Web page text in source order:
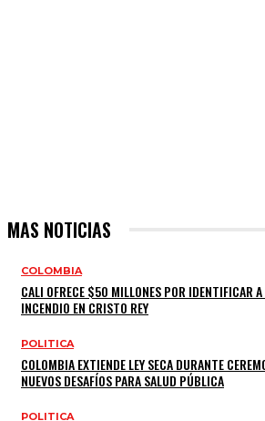
MAS NOTICIAS
COLOMBIA
CALI OFRECE $50 MILLONES POR IDENTIFICAR A
INCENDIO EN CRISTO REY
POLITICA
COLOMBIA EXTIENDE LEY SECA DURANTE
NUEVOS DESAFÍOS PARA SALUD PÚBLICA
POLITICA